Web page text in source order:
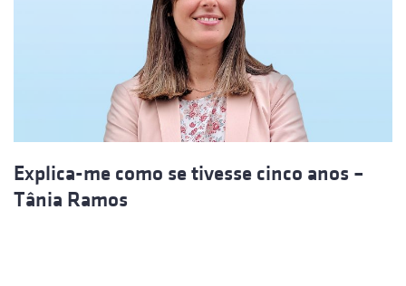
Explica-me como se tivesse cinco anos –
Tânia Ramos